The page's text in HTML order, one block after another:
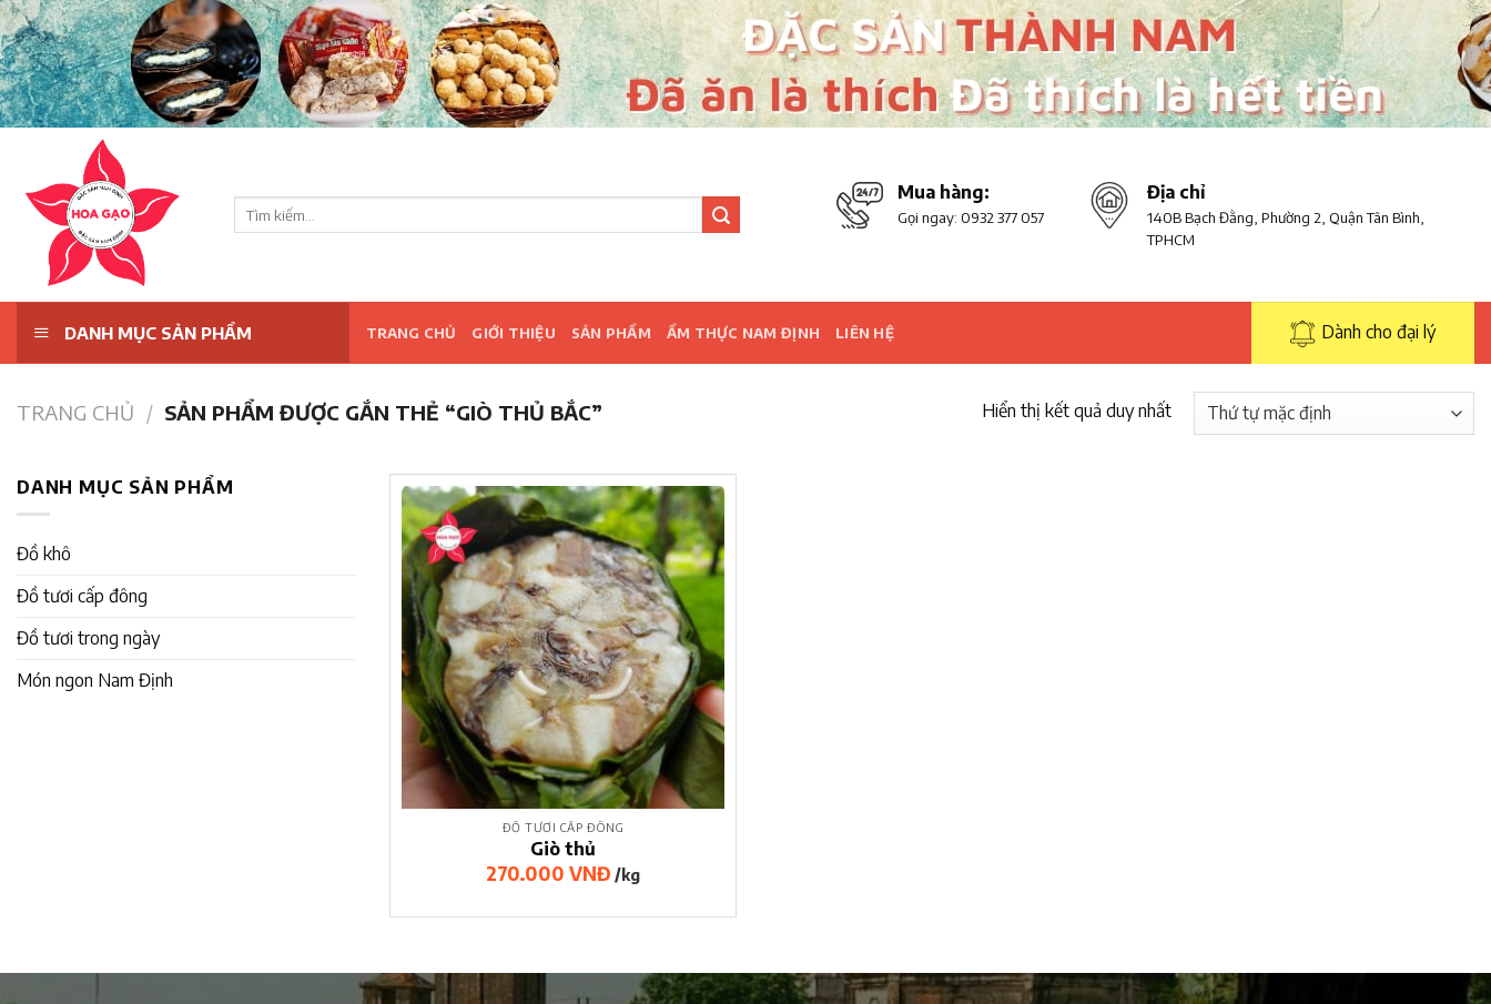
Skip
to
content
kiếm:
Mua hàng:
Gọi ngay: 0932 377 057
Địa chỉ
140B Bạch Đằng, Phường 2, Quận Tân Bình,
TPHCM
DANH MỤC SẢN PHẨM TRANG CHỦ GIỚI THIỆU SẢN PHẨM ẨM THỰC NAM ĐỊNH LIÊN HỆ Dành cho đại lý
TRANG CHỦ / SẢN PHẨM ĐƯỢC GẮN THẺ “GIÒ THỦ BẮC” Hiển thị kết quả duy nhất
DANH MỤC SẢN PHẨM
Đồ khô
Đồ tươi cấp đông
Đồ tươi trong ngày
Món ngon Nam Định
ĐỒ TƯƠI CẤP ĐÔNG
Giò thủ
270.000 VNĐ /kg